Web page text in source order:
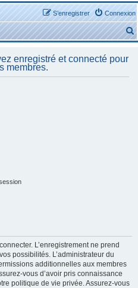
Connexion
S’enregistrer
e
enregistré et connecté pour
membres.
L’enregistrement ne prend
possibilités. L’administrateur du
additionnelles aux membres
vous d’avoir pris connaissance
politique de vie privée. Assurez-vous